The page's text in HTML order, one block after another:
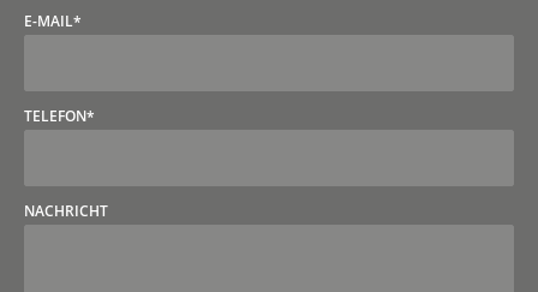
E-MAIL*
TELEFON*
NACHRICHT